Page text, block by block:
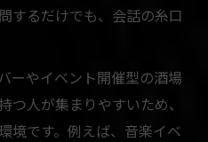
するだけでも、会話の糸口
ーやイベント開催型の酒場
人が集まりやすいため、
境です。例えば、音楽イベ